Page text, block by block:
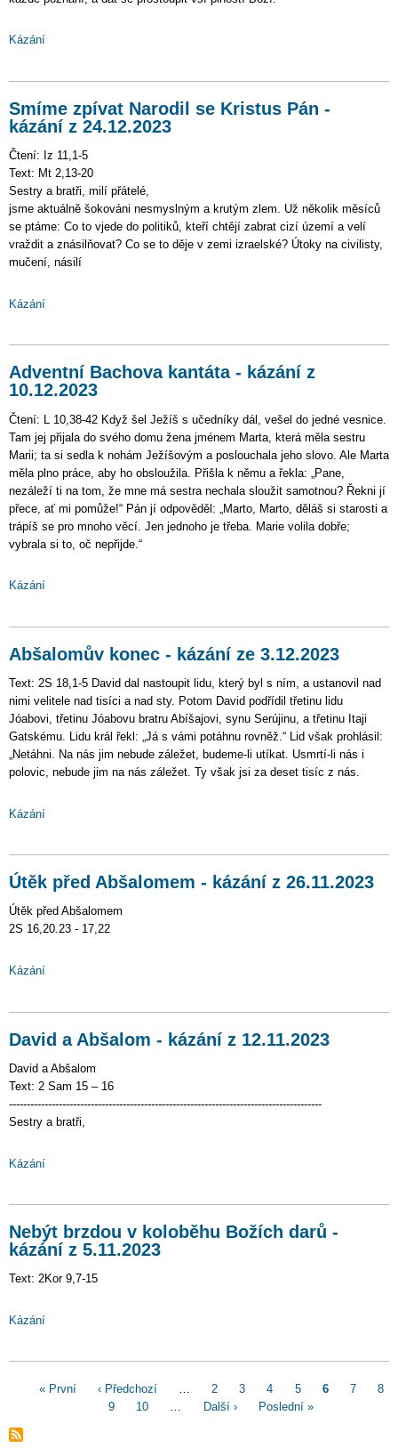
Kázání
Smíme zpívat Narodil se Kristus Pán -
kázání z 24.12.2023
Čtení: Iz 11,1-5
Text: Mt 2,13-20
Sestry a bratři, milí přátelé,
jsme aktuálně šokováni nesmyslným a krutým zlem. Už několik měsíců
se ptáme: Co to vjede do politiků, kteří chtějí zabrat cizí území a velí
vraždit a znásilňovat? Co se to děje v zemi izraelské? Útoky na civilisty,
mučení, násilí
Kázání
Adventní Bachova kantáta - kázání z
10.12.2023
Čtení: L 10,38-42 Když šel Ježíš s učedníky dál, vešel do jedné vesnice.
Tam jej přijala do svého domu žena jménem Marta, která měla sestru
Marii; ta si sedla k nohám Ježíšovým a poslouchala jeho slovo. Ale Marta
měla plno práce, aby ho obsloužila. Přišla k němu a řekla: „Pane,
nezáleží ti na tom, že mne má sestra nechala sloužit samotnou? Řekni jí
přece, ať mi pomůže!“ Pán jí odpověděl: „Marto, Marto, děláš si starosti a
trápíš se pro mnoho věcí. Jen jednoho je třeba. Marie volila dobře;
vybrala si to, oč nepřijde.“
Kázání
Abšalomův konec - kázání ze 3.12.2023
Text: 2S 18,1-5 David dal nastoupit lidu, který byl s ním, a ustanovil nad
nimi velitele nad tisíci a nad sty. Potom David podřídil třetinu lidu
Jóabovi, třetinu Jóabovu bratru Abíšajovi, synu Serújinu, a třetinu Itaji
Gatskému. Lidu král řekl: „Já s vámi potáhnu rovněž.“ Lid však prohlásil:
„Netáhni. Na nás jim nebude záležet, budeme-li utíkat. Usmrtí-li nás i
polovic, nebude jim na nás záležet. Ty však jsi za deset tisíc z nás.
Kázání
Útěk před Abšalomem - kázání z 26.11.2023
Útěk před Abšalomem
2S 16,20.23 - 17,22
Kázání
David a Abšalom - kázání z 12.11.2023
David a Abšalom
Text: 2 Sam 15 – 16
----------------------------------------------------------------------------------------
Sestry a bratři,
Kázání
Nebýt brzdou v koloběhu Božích darů -
kázání z 5.11.2023
Text: 2Kor 9,7-15
Kázání
Pagination
First
« První
Předchozí
stránka
‹ Předchozí Page
2 Page
3 Page
4 Page
5
Aktuální
6 Page
7
8
Page
9 Page
10
Následující
Další ›
Poslední
Poslední »